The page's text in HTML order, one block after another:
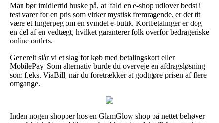
Man bør imidlertid huske på, at ifald en e-shop udlover bedst i
test varer for en pris som virker mystisk fremragende, er det tit
være et fingerpeg om en svindel e-butik. Kortbetalinger er dog
en del af en vedtægt, hvilket garanterer folk overfor bedrageriske
online outlets.
Generelt slår vi et slag for køb med betalingskort eller
MobilePay. Som alternativ burde du overveje en afdragsløsning
som f.eks. ViaBill, når du foretrækker at godtgøre prisen af flere
omgange.
Inden nogen shopper hos en GlamGlow shop på nettet behøver